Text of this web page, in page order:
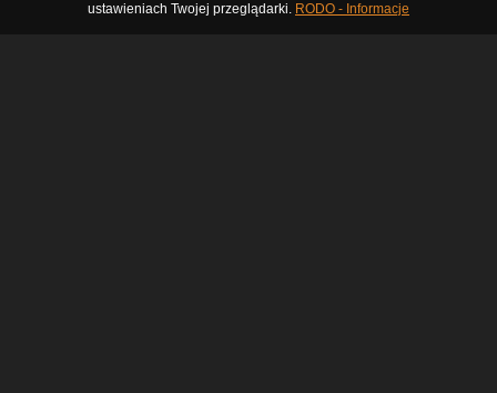
ustawieniach Twojej przeglądarki. RODO - Informacje